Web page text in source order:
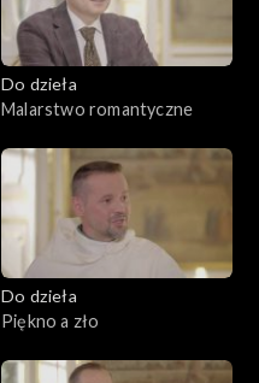
Do dzieła
Malarstwo romantyczne
Do dzieła
Piękno a zło